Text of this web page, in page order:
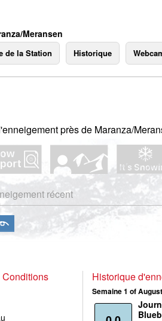
Meransen
de la Station Historique
près de Maranza/
récent
Conditions
Historique
Semaine 1 of